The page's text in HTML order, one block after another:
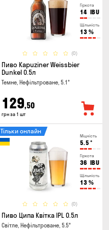
Гіркота
14 IBU
Щільність
13 %
(0)
Пиво Kapuziner Weissbier
Dunkel 0.5л
Темне, Нефільтроване, 5.1°
129,50
грн за 1 шт
Міцність
5.5 °
Гіркота
36 IBU
Щільність
13 %
(0)
Тільки онлайн
Пиво Ципа Квітка IPL 0.5л
Світле, Нефільтроване, 5.5°